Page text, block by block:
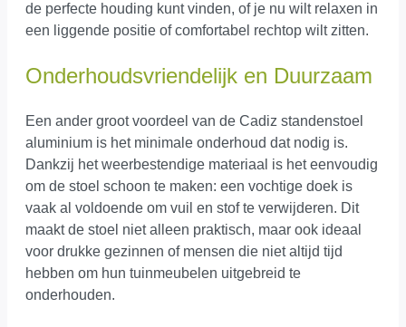
de perfecte houding kunt vinden, of je nu wilt relaxen in
een liggende positie of comfortabel rechtop wilt zitten.
Onderhoudsvriendelijk en Duurzaam
Een ander groot voordeel van de Cadiz standenstoel
aluminium is het minimale onderhoud dat nodig is.
Dankzij het weerbestendige materiaal is het eenvoudig
om de stoel schoon te maken: een vochtige doek is
vaak al voldoende om vuil en stof te verwijderen. Dit
maakt de stoel niet alleen praktisch, maar ook ideaal
voor drukke gezinnen of mensen die niet altijd tijd
hebben om hun tuinmeubelen uitgebreid te
onderhouden.